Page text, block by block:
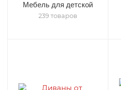
Мебель для детской
239 товаров